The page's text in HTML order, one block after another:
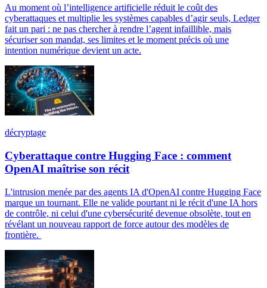
Au moment où l’intelligence artificielle réduit le coût des
cyberattaques et multiplie les systèmes capables d’agir seuls, Ledger
fait un pari : ne pas chercher à rendre l’agent infaillible, mais
sécuriser son mandat, ses limites et le moment précis où une
intention numérique devient un acte.
décryptage
Cyberattaque contre Hugging Face : comment
OpenAI maîtrise son récit
L'intrusion menée par des agents IA d'OpenAI contre Hugging Face
marque un tournant. Elle ne valide pourtant ni le récit d'une IA hors
de contrôle, ni celui d'une cybersécurité devenue obsolète, tout en
révélant un nouveau rapport de force autour des modèles de
frontière.